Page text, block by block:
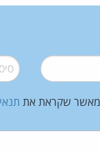
מאשר שקראת את